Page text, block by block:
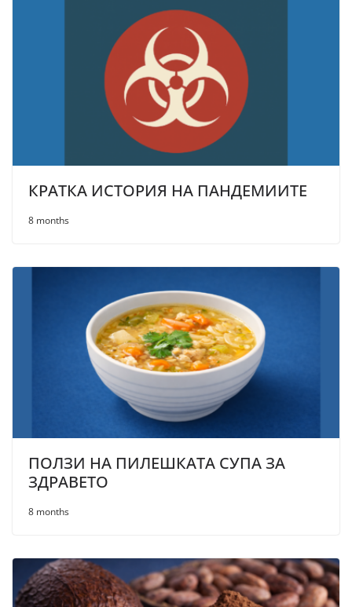
КРАТКА ИСТОРИЯ НА ПАНДЕМИИТЕ
8 months
ПОЛЗИ НА ПИЛЕШКАТА СУПА ЗА
ЗДРАВЕТО
8 months